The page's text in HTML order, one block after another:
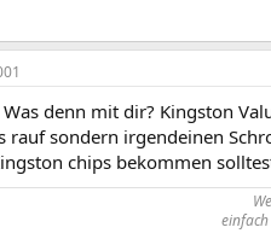
denn mit dir? Kingston
rauf sondern irgendeinen
chips bekommen